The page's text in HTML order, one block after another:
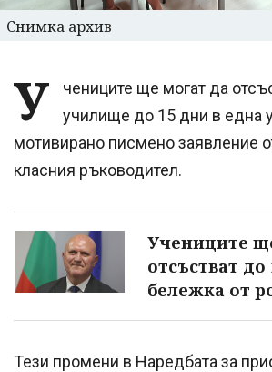
Снимка архив
У
чениците ще могат да
училище до 15 дни в една
мотивирано писмено заявление
класния ръководител.
Учениците
отсъстват
бележка от
Тези промени в Наредбата за